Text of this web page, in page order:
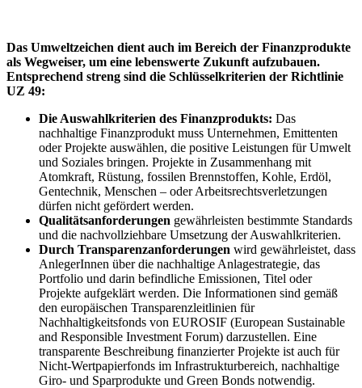
Das Umweltzeichen dient auch im Bereich der Finanzprodukte
als Wegweiser, um eine lebenswerte Zukunft aufzubauen.
Entsprechend streng sind die Schlüsselkriterien der Richtlinie
UZ 49:
Die Auswahlkriterien des Finanzprodukts: Das
nachhaltige Finanzprodukt muss Unternehmen, Emittenten
oder Projekte auswählen, die positive Leistungen für Umwelt
und Soziales bringen. Projekte in Zusammenhang mit
Atomkraft, Rüstung, fossilen Brennstoffen, Kohle, Erdöl,
Gentechnik, Menschen – oder Arbeitsrechtsverletzungen
dürfen nicht gefördert werden.
Qualitätsanforderungen gewährleisten bestimmte Standards
und die nachvollziehbare Umsetzung der Auswahlkriterien.
Durch Transparenzanforderungen wird gewährleistet, dass
AnlegerInnen über die nachhaltige Anlagestrategie, das
Portfolio und darin befindliche Emissionen, Titel oder
Projekte aufgeklärt werden. Die Informationen sind gemäß
den europäischen Transparenzleitlinien für
Nachhaltigkeitsfonds von EUROSIF (European Sustainable
and Responsible Investment Forum) darzustellen. Eine
transparente Beschreibung finanzierter Projekte ist auch für
Nicht-Wertpapierfonds im Infrastrukturbereich, nachhaltige
Giro- und Sparprodukte und Green Bonds notwendig.